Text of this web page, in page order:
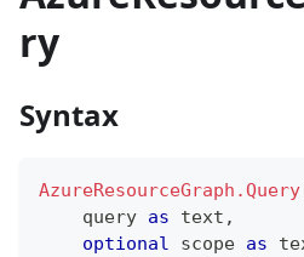
ry
Syntax
AzureResourceGraph.Query
    query
as text ,
optional scope as